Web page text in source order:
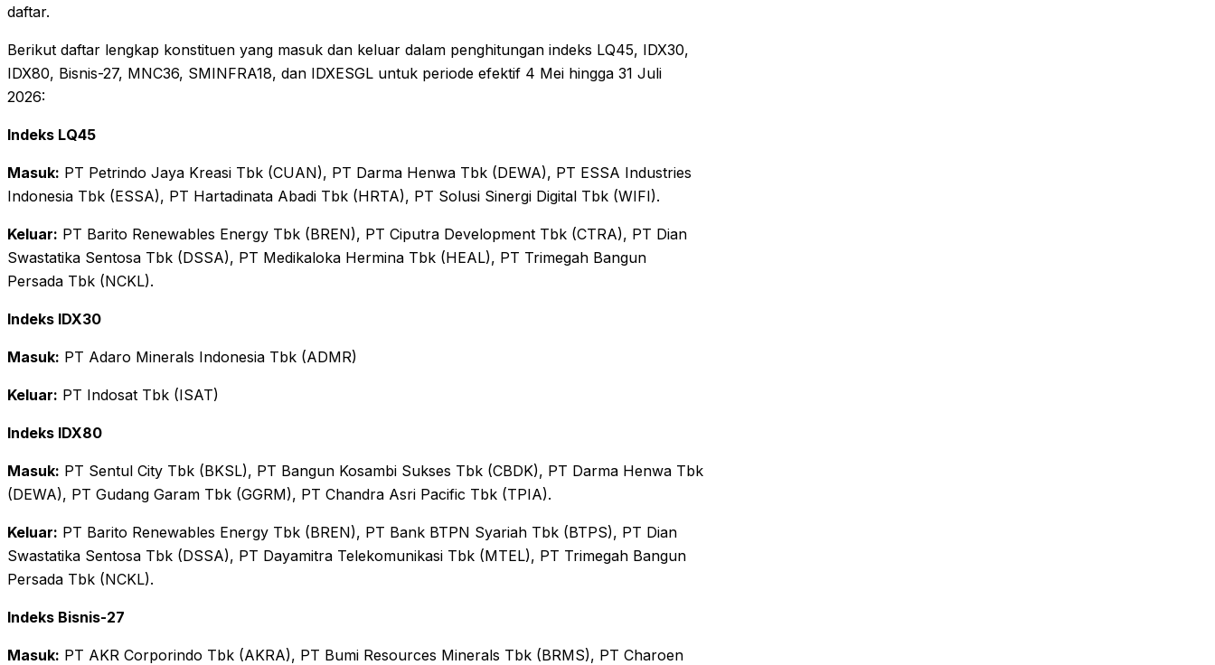
daftar.
Berikut daftar lengkap konstituen yang masuk dan keluar dalam penghitungan indeks LQ45, IDX30,
IDX80, Bisnis-27, MNC36, SMINFRA18, dan IDXESGL untuk periode efektif 4 Mei hingga 31 Juli
2026:
Indeks LQ45
Masuk: PT Petrindo Jaya Kreasi Tbk (CUAN), PT Darma Henwa Tbk (DEWA), PT ESSA Industries
Indonesia Tbk (ESSA), PT Hartadinata Abadi Tbk (HRTA), PT Solusi Sinergi Digital Tbk (WIFI).
Keluar: PT Barito Renewables Energy Tbk (BREN), PT Ciputra Development Tbk (CTRA), PT Dian
Swastatika Sentosa Tbk (DSSA), PT Medikaloka Hermina Tbk (HEAL), PT Trimegah Bangun
Persada Tbk (NCKL).
Indeks IDX30
Masuk: PT Adaro Minerals Indonesia Tbk (ADMR)
Keluar: PT Indosat Tbk (ISAT)
Indeks IDX80
Masuk: PT Sentul City Tbk (BKSL), PT Bangun Kosambi Sukses Tbk (CBDK), PT Darma Henwa Tbk
(DEWA), PT Gudang Garam Tbk (GGRM), PT Chandra Asri Pacific Tbk (TPIA).
Keluar: PT Barito Renewables Energy Tbk (BREN), PT Bank BTPN Syariah Tbk (BTPS), PT Dian
Swastatika Sentosa Tbk (DSSA), PT Dayamitra Telekomunikasi Tbk (MTEL), PT Trimegah Bangun
Persada Tbk (NCKL).
Indeks Bisnis-27
Masuk: PT AKR Corporindo Tbk (AKRA), PT Bumi Resources Minerals Tbk (BRMS), PT Charoen